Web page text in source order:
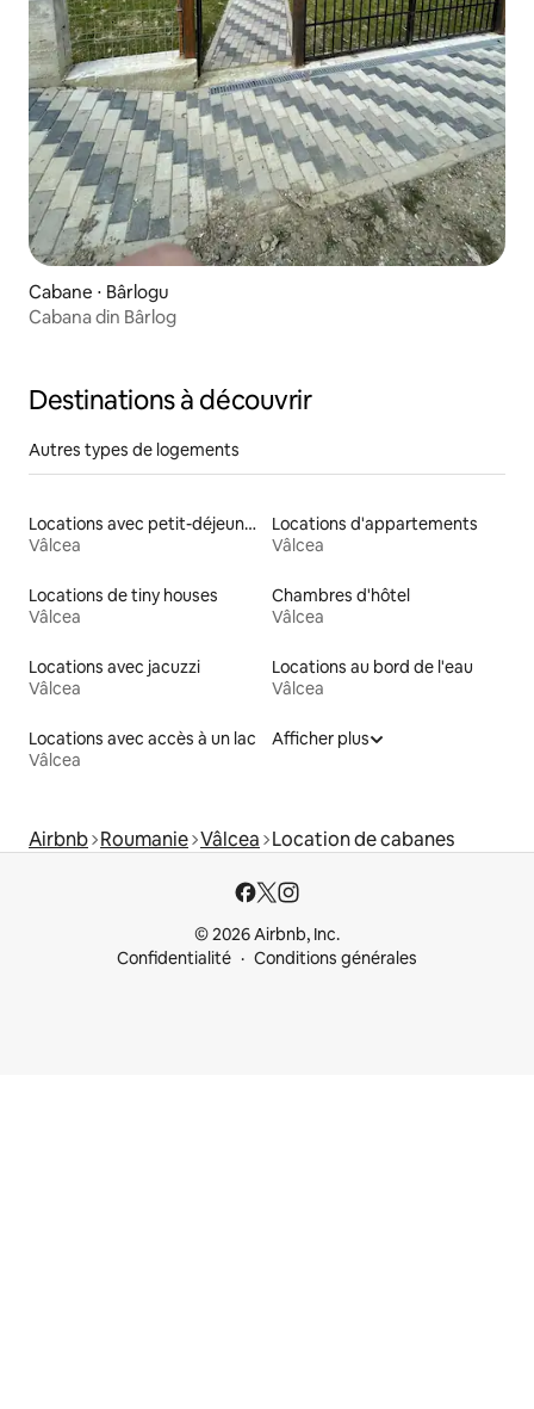
Cabane ⋅ Bârlogu
Cabana din Bârlog
Destinations à découvrir
Autres types de logements
Locations avec petit-déjeuner
Vâlcea
Locations d'appartements
Vâlcea
Locations de tiny houses
Vâlcea
Chambres d'hôtel
Vâlcea
Locations avec jacuzzi
Vâlcea
Locations au bord de l'eau
Vâlcea
Locations avec accès à un lac
Vâlcea
Afficher plus
Airbnb Roumanie Vâlcea Location de cabanes
© 2026 Airbnb, Inc.
Confidentialité
Conditions générales